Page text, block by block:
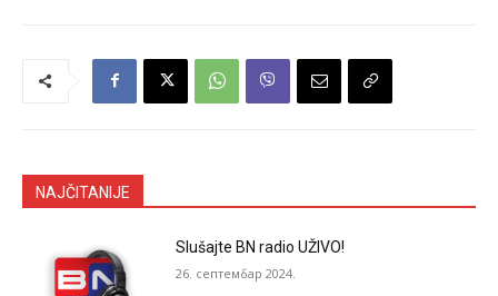
NAJČITANIJE
Slušajte BN radio UŽIVO!
26. септембар 2024.